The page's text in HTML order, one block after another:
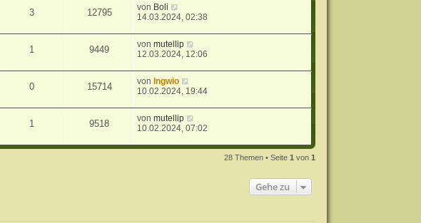
3 12795 von Boli
14.03.2024, 02:38
1 9449 vonmutellip
12.03.2024, 12:06
0 15714 vonIngwio
10.02.2024, 19:44
1 9518 vonmutellip
10.02.2024, 07:02
28 Themen • Seite1 von1
Gehe zu